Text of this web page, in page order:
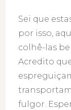
Sei que
por isso,
colhê-las
Acredito
fulgor.